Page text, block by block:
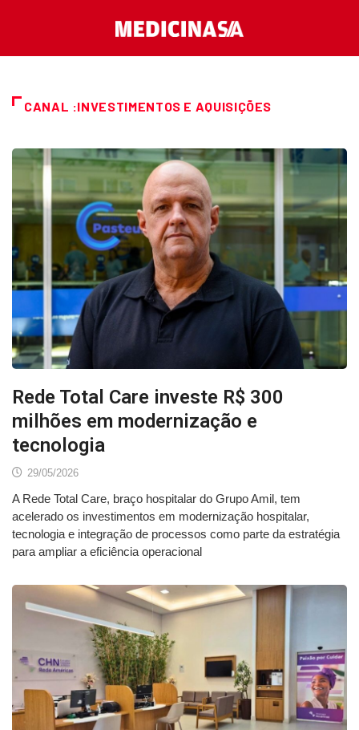
CANAL :INVESTIMENTOS E AQUISIÇÕES
Rede Total Care investe R$ 300
milhões em modernização e
tecnologia
29/05/2026
A Rede Total Care, braço hospitalar do Grupo Amil, tem
acelerado os investimentos em modernização hospitalar,
tecnologia e integração de processos como parte da estratégia
para ampliar a eficiência operacional